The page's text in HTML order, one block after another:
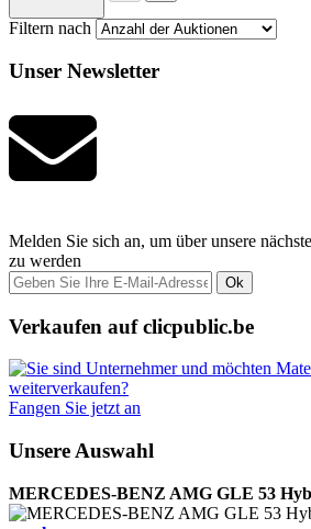
Filtern nach
Unser Newsletter
Melden Sie sich an, um über unsere
zu werden
Ok
Verkaufen auf clicpublic.be
Fangen Sie jetzt an
Unsere Auswahl
MERCEDES-BENZ AMG GLE 53